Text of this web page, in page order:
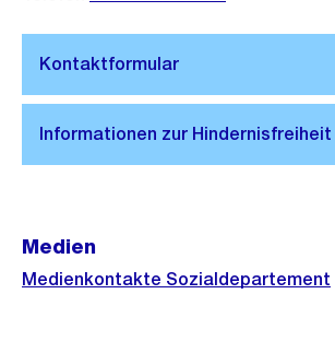
Medien
Medienkontakte Sozialdepartement